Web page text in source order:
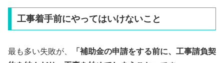
工事着手前にやってはいけないこと
最も多い失敗が、
「補助金の申請をする前に、工事請負契